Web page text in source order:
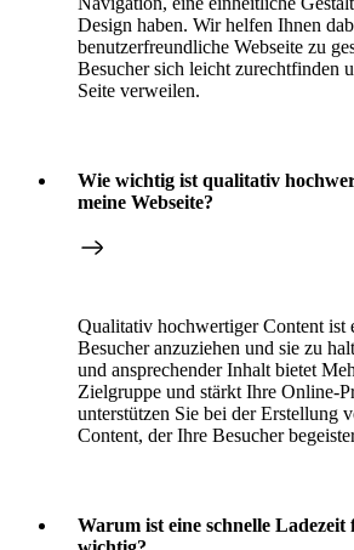
Design haben. Wir helfen Ihnen
benutzerfreundliche Webseite zu
Besucher sich leicht zurechtfinden
Seite verweilen.
Wie wichtig ist qualitativ
meine Webseite?
Qualitativ hochwertiger Content ist
Besucher anzuziehen und sie zu
und ansprechender Inhalt bietet
Zielgruppe und stärkt Ihre Online-
unterstützen Sie bei der Erstellung
Content, der Ihre Besucher
Warum ist eine schnelle Ladezeit